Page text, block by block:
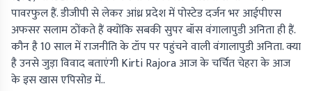
पावरफुल हैं. डीजीपी से लेकर आंध्र प्रदेश में पोस्टेड दर्जन भर आईपीएस
अफसर सलाम ठोंकते हैं क्योंकि सबकी सुपर बॉस वंगालापुडी अनिता ही हैं.
कौन है 10 साल में राजनीति के टॉप पर पहुंचने वाली वंगालापुडी अनिता. क्या
है उनसे जुड़ा विवाद बताएंगी Kirti Rajora आज के चर्चित चेहरा के आज
के इस खास एपिसोड में..